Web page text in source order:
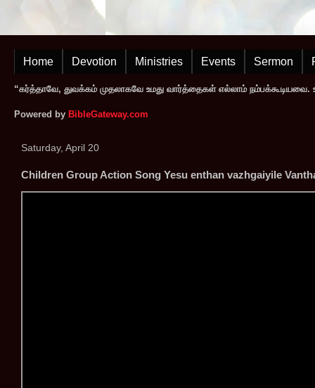
Home Devotion Ministries Events Sermon
“கர்த்தாவே, துவக்கம் முதலாகவே உமது வார்த்தைகள் எல்லாம் நம்பக்கூடியவை.
Powered by BibleGateway.com
Saturday, April 20
Children Group Action Song Yesu enthan vazhgaiyile